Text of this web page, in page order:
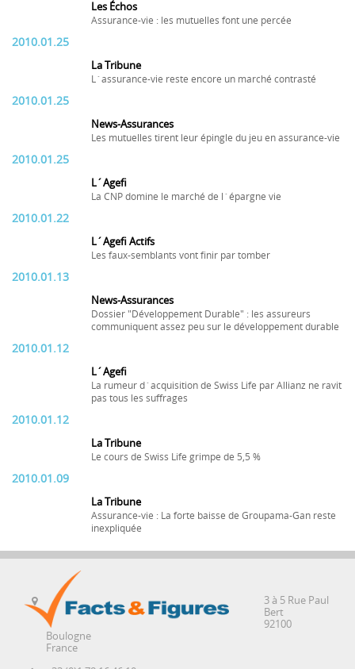
Les Échos
Assurance-vie : les mutuelles font une percée
2010.01.25
La Tribune
L´assurance-vie reste encore un marché contrasté
2010.01.25
News-Assurances
Les mutuelles tirent leur épingle du jeu en assurance-vie
2010.01.25
L´Agefi
La CNP domine le marché de l´épargne vie
2010.01.22
L´Agefi Actifs
Les faux-semblants vont finir par tomber
2010.01.13
News-Assurances
Dossier "Développement Durable" : les assureurs
communiquent assez peu sur le développement durable
2010.01.12
L´Agefi
La rumeur d´acquisition de Swiss Life par Allianz ne ravit
pas tous les suffrages
2010.01.12
La Tribune
Le cours de Swiss Life grimpe de 5,5 %
2010.01.09
La Tribune
Assurance-vie : La forte baisse de Groupama-Gan reste
inexpliquée
3 à 5 Rue Paul
Bert
92100
Boulogne
France